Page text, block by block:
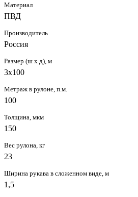
Материал
ПВД
Производитель
Россия
Размер (ш х д), м
3х100
Метраж в рулоне, п.м.
100
Толщина, мкм
150
Вес рулона, кг
23
Ширина рукава в сложенном виде, м
1,5